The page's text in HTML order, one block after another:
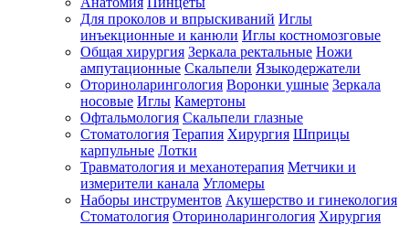
Для проколов и впрыскиваний Иглы
инъекционные и канюли Иглы костномозговые
Общая хирургия Зеркала ректальные Ножи
ампутационные Скальпели Языкодержатели
Оториноларингология Воронки ушные Зеркала
носовые Иглы Камертоны
Офтальмология Скальпели глазные
Стоматология Терапия Хирургия Шприцы
карпульные Лотки
Травматология и механотерапия Метчики и
измерители канала Угломеры
Наборы инструментов Акушерство и гинекология
Стоматология Оториноларингология Хирургия